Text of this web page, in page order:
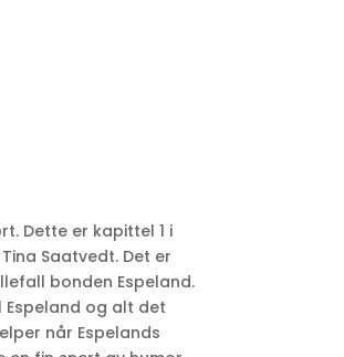
Dette er kapittel 1 i
Saatvedt. Det er
bonden Espeland.
og alt det
når Espelands